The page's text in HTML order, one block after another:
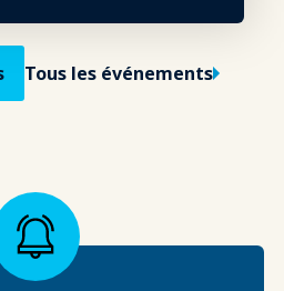
Tous les événements